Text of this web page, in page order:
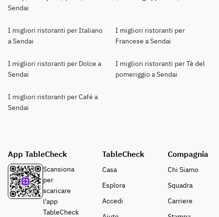
Sendai
I migliori ristoranti per Italiano
a Sendai
I migliori ristoranti per
Francese a Sendai
I migliori ristoranti per Dolce a
Sendai
I migliori ristoranti per Tè del
pomeriggio a Sendai
I migliori ristoranti per Café a
Sendai
App TableCheck
Scansiona
per
scaricare
l'app
TableCheck
TableCheck
Casa
Esplora
Accedi
Compagnia
Chi Siamo
Squadra
Carriere